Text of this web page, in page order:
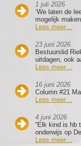
1 juli 2026
‘We laten de
mogelijk
Lees meer…
23 juni 2026
Bestuurslid
uitdagen, ook
Lees meer…
16 juni 2026
Column #21
Lees meer…
4 juni 2026
“Elk kind is hb
onderwijs op
Lees meer…